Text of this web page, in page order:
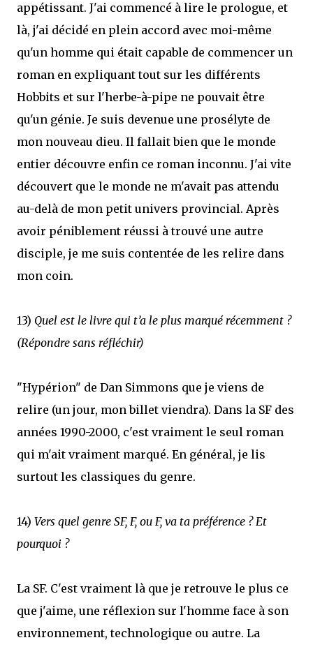
appétissant. J'ai commencé à lire le prologue, et
là, j'ai décidé en plein accord avec moi-même
qu'un homme qui était capable de commencer un
roman en expliquant tout sur les différents
Hobbits et sur l'herbe-à-pipe ne pouvait être
qu'un génie. Je suis devenue une prosélyte de
mon nouveau dieu. Il fallait bien que le monde
entier découvre enfin ce roman inconnu. J'ai vite
découvert que le monde ne m'avait pas attendu
au-delà de mon petit univers provincial. Après
avoir péniblement réussi à trouvé une autre
disciple, je me suis contentée de les relire dans
mon coin.
13) Quel est le livre qui t’a le plus marqué récemment ?
(Répondre sans réfléchir)
"Hypérion" de Dan Simmons que je viens de
relire (un jour, mon billet viendra). Dans la SF des
années 1990-2000, c'est vraiment le seul roman
qui m'ait vraiment marqué. En général, je lis
surtout les classiques du genre.
14) Vers quel genre SF, F, ou F, va ta préférence ? Et
pourquoi ?
La SF. C'est vraiment là que je retrouve le plus ce
que j'aime, une réflexion sur l'homme face à son
environnement, technologique ou autre. La